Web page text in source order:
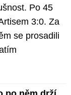
Po 45
3:0. Za
se prosadili